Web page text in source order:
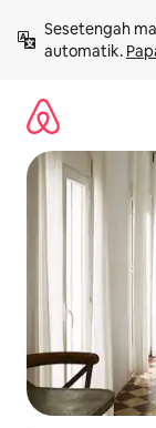
kandungan
Sesetengah
automatik.